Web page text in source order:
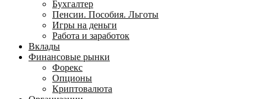
Бухгалтер
Пенсии. Пособия. Льготы
Игры на деньги
Работа и заработок
Вклады
Финансовые рынки
Форекс
Опционы
Криптовалюта